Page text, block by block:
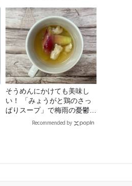
そうめんにかけても美味し
い！ 「みょうがと鶏のさっ
ぱりスープ」で梅雨の憂鬱も
解消！【レシピあり】
Recommended by